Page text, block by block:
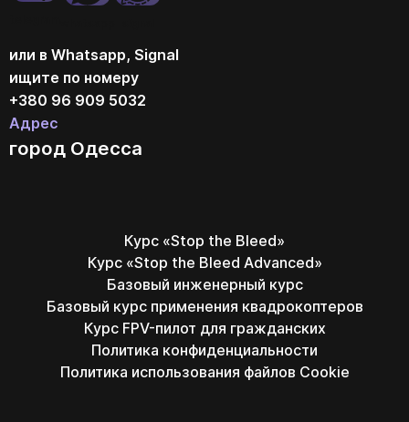
Курс «Stop the Bleed»
Курс «Stop the Bleed Advanced»
Базовый инженерный курс
Базовый курс применения квадрокоптеров
Курс FPV-пилот для гражданских
Политика конфиденциальности
Политика использования файлов Cookie
или в Whatsapp, Signal
ищите по номеру
+380 96 909 5032
Адрес
город Одесса